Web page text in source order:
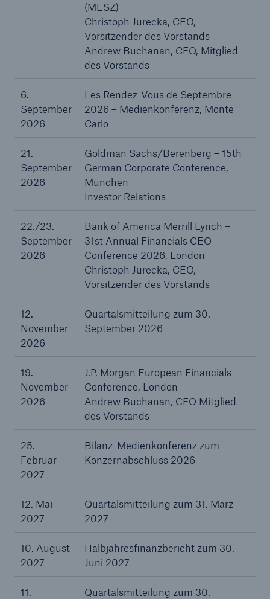
(MESZ)
Christoph Jurecka, CEO,
Vorsitzender des Vorstands
Andrew Buchanan, CFO, Mitglied
des Vorstands
6.
September
2026
Les Rendez-Vous de Septembre
2026 – Medienkonferenz, Monte
Carlo
21.
September
2026
Goldman Sachs/Berenberg – 15th
German Corporate Conference,
München
Investor Relations
22./23.
September
2026
Bank of America Merrill Lynch –
31st Annual Financials CEO
Conference 2026, London
Christoph Jurecka, CEO,
Vorsitzender des Vorstands
12.
November
2026
Quartalsmitteilung zum 30.
September 2026
19.
November
2026
J.P. Morgan European Financials
Conference, London
Andrew Buchanan, CFO Mitglied
des Vorstands
25.
Februar
2027
Bilanz-Medienkonferenz zum
Konzernabschluss 2026
12. Mai
2027
Quartalsmitteilung zum 31. März
2027
10. August
2027
Halbjahresfinanzbericht zum 30.
Juni 2027
11.
Quartalsmitteilung zum 30.
Reinsurance Property/Casualty
Marine Trend Radar 2025
Naturkatastrophen
versicherten Schäden aus Naturkatastrophen
seit 1980 beträgt
71.8%
Lösungen
Sachdeckung durch einen leistungsfähigen